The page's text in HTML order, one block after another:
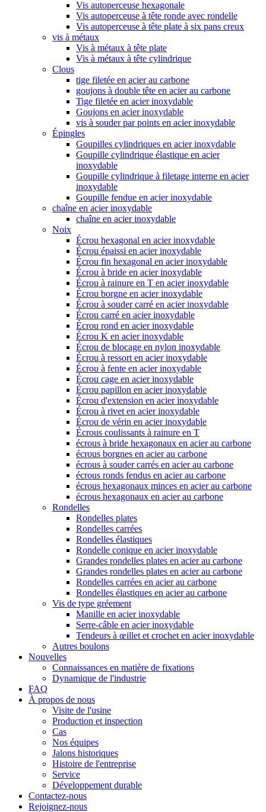
Vis autoperceuse hexagonale
Vis autoperceuse à tête ronde avec rondelle
Vis autoperceuse à tête plate à six pans creux
vis à métaux
Vis à métaux à tête plate
Vis à métaux à tête cylindrique
Clous
tige filetée en acier au carbone
goujons à double tête en acier au carbone
Tige filetée en acier inoxydable
Goujons en acier inoxydable
vis à souder par points en acier inoxydable
Épingles
Goupilles cylindriques en acier inoxydable
Goupille cylindrique élastique en acier
inoxydable
Goupille cylindrique à filetage interne en acier
inoxydable
Goupille fendue en acier inoxydable
chaîne en acier inoxydable
chaîne en acier inoxydable
Noix
Écrou hexagonal en acier inoxydable
Écrou épaissi en acier inoxydable
Écrou fin hexagonal en acier inoxydable
Écrou à bride en acier inoxydable
Écrou à rainure en T en acier inoxydable
Écrou borgne en acier inoxydable
Écrou à souder carré en acier inoxydable
Écrou carré en acier inoxydable
Écrou rond en acier inoxydable
Écrou K en acier inoxydable
Écrou de blocage en nylon inoxydable
Écrou à ressort en acier inoxydable
Écrou à fente en acier inoxydable
Écrou cage en acier inoxydable
Écrou papillon en acier inoxydable
Écrou d'extension en acier inoxydable
Écrou à rivet en acier inoxydable
Écrou de vérin en acier inoxydable
Écrous coulissants à rainure en T
écrous à bride hexagonaux en acier au carbone
écrous borgnes en acier au carbone
écrous à souder carrés en acier au carbone
écrous ronds fendus en acier au carbone
écrous hexagonaux minces en acier au carbone
écrous hexagonaux en acier au carbone
Rondelles
Rondelles plates
Rondelles carrées
Rondelles élastiques
Rondelle conique en acier inoxydable
Grandes rondelles plates en acier au carbone
Grandes rondelles plates en acier au carbone
Rondelles carrées en acier au carbone
Rondelles élastiques en acier au carbone
Vis de type gréement
Manille en acier inoxydable
Serre-câble en acier inoxydable
Tendeurs à œillet et crochet en acier inoxydable
Autres boulons
Nouvelles
Connaissances en matière de fixations
Dynamique de l'industrie
FAQ
À propos de nous
Visite de l'usine
Production et inspection
Cas
Nos équipes
Jalons historiques
Histoire de l'entreprise
Service
Développement durable
Contactez-nous
Rejoignez-nous